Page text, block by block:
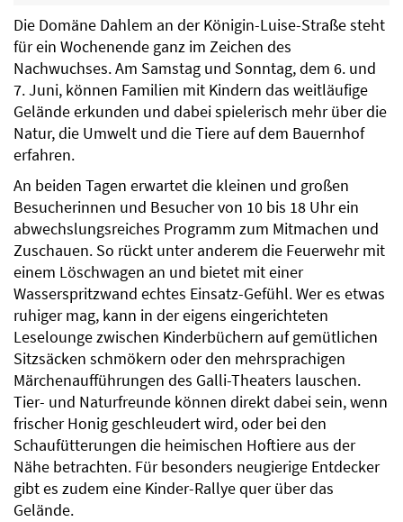
Die Domäne Dahlem an der Königin-Luise-Straße steht
für ein Wochenende ganz im Zeichen des
Nachwuchses. Am Samstag und Sonntag, dem 6. und
7. Juni, können Familien mit Kindern das weitläufige
Gelände erkunden und dabei spielerisch mehr über die
Natur, die Umwelt und die Tiere auf dem Bauernhof
erfahren.
An beiden Tagen erwartet die kleinen und großen
Besucherinnen und Besucher von 10 bis 18 Uhr ein
abwechslungsreiches Programm zum Mitmachen und
Zuschauen. So rückt unter anderem die Feuerwehr mit
einem Löschwagen an und bietet mit einer
Wasserspritzwand echtes Einsatz-Gefühl. Wer es etwas
ruhiger mag, kann in der eigens eingerichteten
Leselounge zwischen Kinderbüchern auf gemütlichen
Sitzsäcken schmökern oder den mehrsprachigen
Märchenaufführungen des Galli-Theaters lauschen.
Tier- und Naturfreunde können direkt dabei sein, wenn
frischer Honig geschleudert wird, oder bei den
Schaufütterungen die heimischen Hoftiere aus der
Nähe betrachten. Für besonders neugierige Entdecker
gibt es zudem eine Kinder-Rallye quer über das
Gelände.